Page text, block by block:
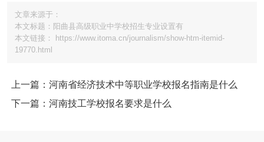
文章来源于：
本文标题：阳曲县高级职业中学校招生专业设置有
本文链接： https://www.itoma.cn/journalism/show-htm-itemid-
19770.html
上一篇：河南省经济技术中等职业学校报名指南是什么
下一篇：河南技工学校报名要求是什么